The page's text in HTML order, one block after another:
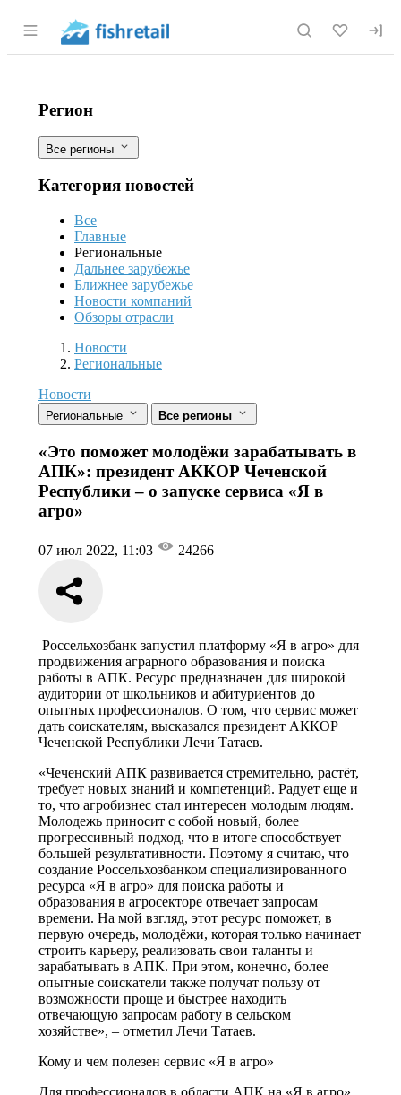
Раздел навигации по сайту fishretail.ru
«Это поможет молодёжи
Фильтры
Регион
Все регионы
Категория новостей
Все
Главные
Региональные
Дальнее зарубежье
Ближнее зарубежье
Новости компаний
Обзоры отрасли
Новости
Разделы
Новости
Региональные
Новости
Региональные Все регионы
«Это поможет молодёжи зарабатывать в
АПК»: президент АККОР Чеченской
Республики – о запуске сервиса «Я в
агро»
07 июл 2022, 11:03 24266
Россельхозбанк запустил платформу «Я в агро» для
продвижения аграрного образования и поиска
работы в АПК. Ресурс предназначен для широкой
аудитории от школьников и абитуриентов до
опытных профессионалов. О том, что сервис может
дать соискателям, высказался президент АККОР
Чеченской Республики Лечи Татаев.
«Чеченский АПК развивается стремительно, растёт,
требует новых знаний и компетенций. Радует еще и
то, что агробизнес стал интересен молодым людям.
Молодежь приносит с собой новый, более
прогрессивный подход, что в итоге способствует
большей результативности. Поэтому я считаю, что
создание Россельхозбанком специализированного
ресурса «Я в агро» для поиска работы и
образования в агросекторе отвечает запросам
времени. На мой взгляд, этот ресурс поможет, в
первую очередь, молодёжи, которая только начинает
строить карьеру, реализовать свои таланты и
зарабатывать в АПК. При этом, конечно, более
опытные соискатели также получат пользу от
возможности проще и быстрее находить
отвечающую запросам работу в сельском
хозяйстве», – отметил Лечи Татаев.
Кому и чем полезен сервис «Я в агро»